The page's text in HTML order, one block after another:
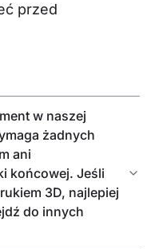
przed
w naszej
żadnych
ani
końcowej. Jeśli
3D, najlepiej
do innych